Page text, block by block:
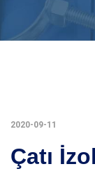
2020-09-11
Çatı